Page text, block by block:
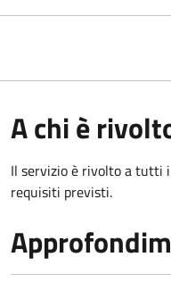
A chi è
Il servizio è rivolto a tutti
requisiti previsti.